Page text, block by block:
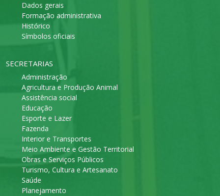
Dados gerais
Formação administrativa
Histórico
Símbolos oficiais
SECRETARIAS
Administração
Agricultura e Produção Animal
Assistência social
Educação
Esporte e Lazer
Fazenda
Interior e Transportes
Meio Ambiente e Gestão Territorial
Obras e Serviços Públicos
Turismo, Cultura e Artesanato
Saúde
Planejamento